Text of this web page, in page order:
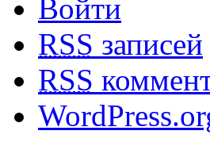
Войти
RSS записей
RSS